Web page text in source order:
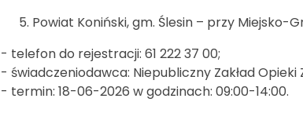
Powiat Koniński, gm. Ślesin – przy Miejsko-
- telefon do rejestracji: 61 222 37 00;
- świadczeniodawca: Niepubliczny Zakład
- termin: 18-06-2026 w godzinach: 09:00-14:00.